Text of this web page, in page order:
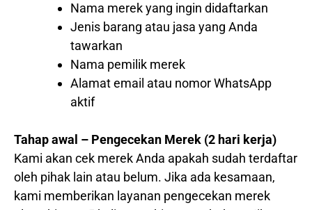
Nama merek yang ingin didaftarkan
Jenis barang atau jasa yang Anda
tawarkan
Nama pemilik merek
Alamat email atau nomor WhatsApp
aktif
Tahap awal – Pengecekan Merek (2 hari kerja)
Kami akan cek merek Anda apakah sudah terdaftar
oleh pihak lain atau belum. Jika ada kesamaan,
kami memberikan layanan pengecekan merek